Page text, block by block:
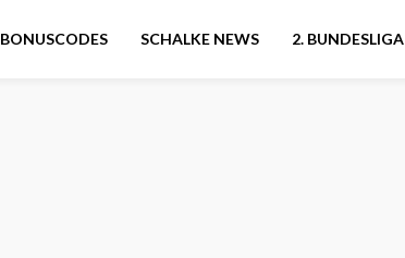
BONUSCODES SCHALKE NEWS 2. BUNDESLIGA